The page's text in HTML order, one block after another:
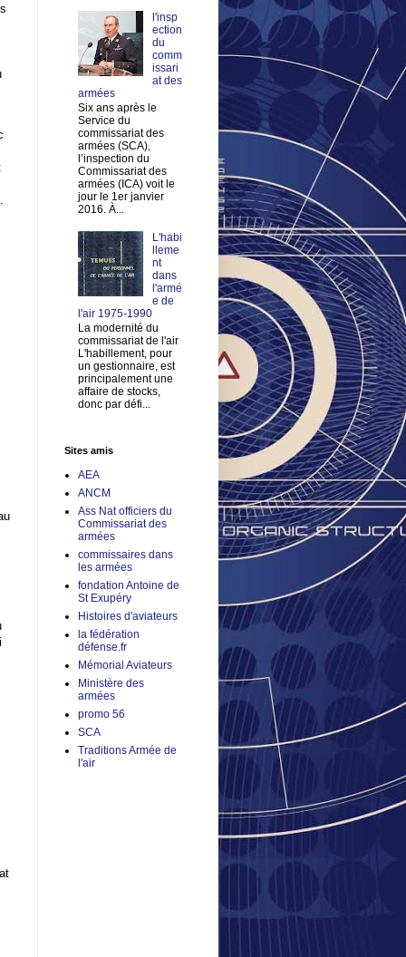
l'insp
ection
du
comm
issari
at des
armées
Six ans après le
Service du
commissariat des
armées (SCA),
l’inspection du
Commissariat des
armées (ICA) voit le
jour le 1er janvier
2016. À...
L'habi
lleme
nt
dans
l'armé
e de
l'air 1975-1990
La modernité du
commissariat de l'air
L'habillement, pour
un gestionnaire, est
principalement une
affaire de stocks,
donc par défi...
Sites amis
AEA
ANCM
Ass Nat officiers du
Commissariat des
armées
commissaires dans
les armées
fondation Antoine de
St Exupéry
Histoires d'aviateurs
la fédération
défense.fr
Mémorial Aviateurs
Ministère des
armées
promo 56
SCA
Traditions Armée de
l'air